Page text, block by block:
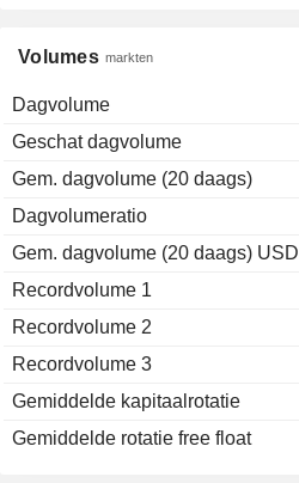
Volumes markten
Dagvolume
Geschat dagvolume
Gem. dagvolume (20 daags)
Dagvolumeratio
Gem. dagvolume (20 daags) USD
Recordvolume 1
Recordvolume 2
Recordvolume 3
Gemiddelde kapitaalrotatie
Gemiddelde rotatie free float